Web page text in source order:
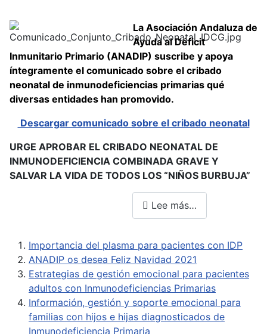
La Asociación Andaluza de
Ayuda al Déficit
Inmunitario Primario (ANADIP) suscribe y apoya
íntegramente el comunicado sobre el cribado
neonatal de inmunodeficiencias primarias qué
diversas entidades han promovido.
Descargar comunicado sobre el cribado neonatal
URGE APROBAR EL CRIBADO NEONATAL DE
INMUNODEFICIENCIA COMBINADA GRAVE Y
SALVAR LA VIDA DE TODOS LOS “NIÑOS BURBUJA”
Lee más…
Importancia del plasma para pacientes con IDP
ANADIP os desea Feliz Navidad 2021
Estrategias de gestión emocional para pacientes
adultos con Inmunodeficiencias Primarias
Información, gestión y soporte emocional para
familias con hijos e hijas diagnosticados de
Inmunodeficiencia Primaria